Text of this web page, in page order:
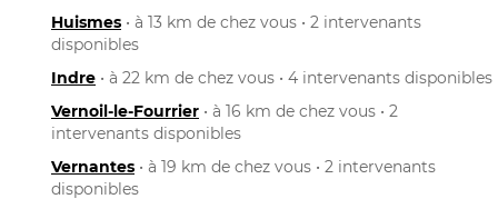
Huismes • à 13 km de chez vous • 2 intervenants
disponibles
Indre • à 22 km de chez vous • 4 intervenants disponibles
Vernoil-le-Fourrier • à 16 km de chez vous • 2
intervenants disponibles
Vernantes • à 19 km de chez vous • 2 intervenants
disponibles